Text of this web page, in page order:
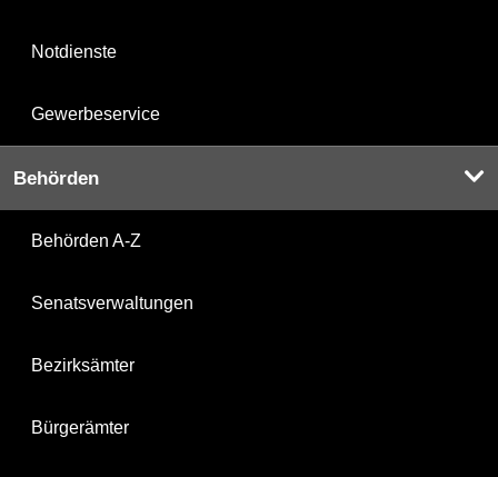
Notdienste
Gewerbeservice
Behörden
Behörden A-Z
Senatsverwaltungen
Bezirksämter
Bürgerämter